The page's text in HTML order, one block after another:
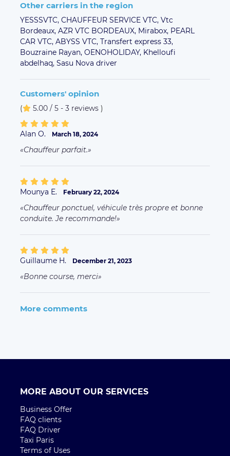
Other carriers in the region
YESSSVTC, CHAUFFEUR SERVICE VTC, Vtc
Bordeaux, AZR VTC BORDEAUX, Mirabox, PEARL
CAR VTC, ABYSS VTC, Transfert express 33,
Bouzraine Rayan, OENOHOLIDAY, Khelloufi
abdelhaq, Sasu Nova driver
Customers' opinion
( 5.00 / 5 - 3 reviews )
Alan O. March 18, 2024
Chauffeur parfait.
Mounya E. February 22, 2024
Chauffeur ponctuel, véhicule très propre et bonne
conduite. Je recommande!
Guillaume H. December 21, 2023
Bonne course, merci
More comments
MORE ABOUT OUR SERVICES
Business Offer
FAQ clients
FAQ Driver
Taxi Paris
Terms of Uses